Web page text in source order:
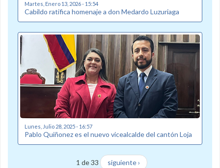
Martes, Enero 13, 2026 - 15:54
Cabildo ratifica homenaje a don Medardo Luzuriaga
Lunes, Julio 28, 2025 - 16:57
Pablo Quiñonez es el nuevo vicealcalde del cantón Loja
1 de 33 siguiente ›